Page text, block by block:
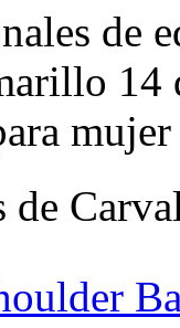
de
14
mujer